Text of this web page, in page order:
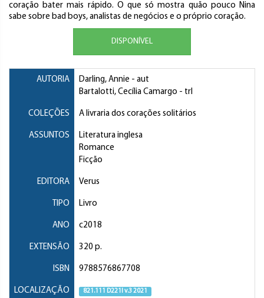
coração bater mais rápido. O que só mostra quão pouco Nina
sabe sobre bad boys, analistas de negócios e o próprio coração.
DISPONÍVEL
AUTORIA Darling, Annie - aut
Bartalotti, Cecília Camargo - trl
COLEÇÕES A livraria dos corações solitários
ASSUNTOS
Literatura inglesa
Romance
Ficção
EDITORA Verus
TIPO Livro
ANO c2018
EXTENSÃO 320 p.
ISBN 9788576867708
LOCALIZAÇÃO 821.111 D221l v.3 2021